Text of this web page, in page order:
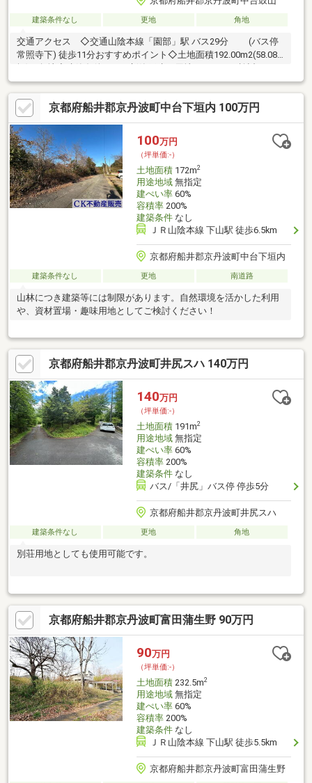
建築条件なし 更地 角地
交通アクセス ◇交通山陰本線「園部」駅 バス29分 (バス停
常照寺下) 徒歩11分おすすめポイント◇土地面積192.00m2(58.08
けます。◇ライフインフォメーション 京都縦貫自動車道 丹波
IC 車15分 道の駅 丹波マーケス 車12分
丹波自然運動公園 車6分 京丹波町役
場 車6分 ファミリーマート 京丹波蒲生
店 車7分 ジュンテンドー京丹波店 車6分
京都府船井郡京丹波町中台下垣内 100万円
100万円
（坪単価:-）
土地面積172m2
用途地域無指定
建ぺい率60%
容積率200%
建築条件なし
ＪＲ山陰本線 下山駅 徒歩6.5km
京都府船井郡京丹波町中台下垣内
建築条件なし 更地 南道路
山林につき建築等には制限があります。自然環境を活かした利用
や、資材置場・趣味用地としてご検討ください！
京都府船井郡京丹波町井尻スハ 140万円
140万円
（坪単価:-）
土地面積191m2
用途地域無指定
建ぺい率60%
容積率200%
建築条件なし
バス/「井尻」バス停 停歩5分
京都府船井郡京丹波町井尻スハ
建築条件なし 更地 角地
別荘用地としても使用可能です。
京都府船井郡京丹波町富田蒲生野 90万円
90万円
（坪単価:-）
土地面積232.5m2
用途地域無指定
建ぺい率60%
容積率200%
建築条件なし
ＪＲ山陰本線 下山駅 徒歩5.5km
京都府船井郡京丹波町富田蒲生野